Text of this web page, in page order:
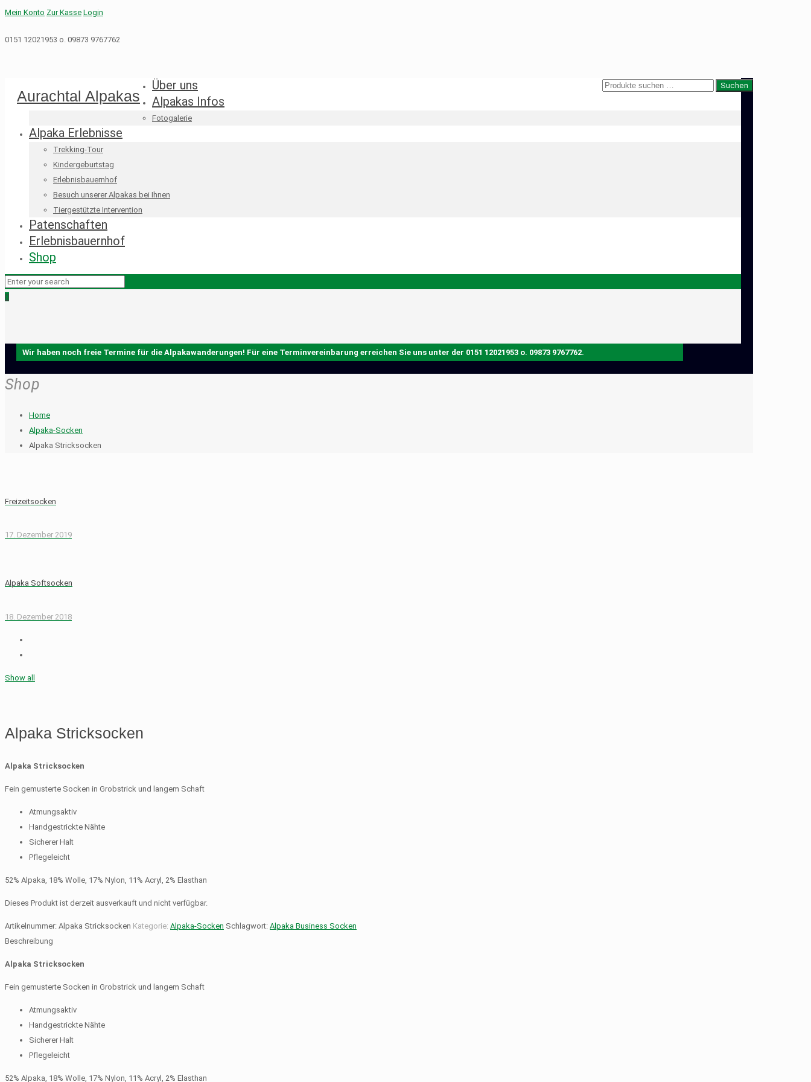
Mein Konto Zur Kasse Login
0151 12021953 o. 09873 9767762
Suche
Suchen
Aurachtal Alpakas
Über uns
Alpakas Infos
Fotogalerie
Alpaka Erlebnisse
Trekking-Tour
Kindergeburtstag
Erlebnisbauernhof
Besuch unserer Alpakas bei Ihnen
Tiergestützte Intervention
Patenschaften
Erlebnisbauernhof
Shop
0
Shop
Home
Alpaka-Socken
Alpaka Stricksocken
Freizeitsocken
17. Dezember 2019
Alpaka Softsocken
18. Dezember 2018
Show all
Alpaka Stricksocken
Alpaka Stricksocken
Fein gemusterte Socken in Grobstrick und langem Schaft
Atmungsaktiv
Handgestrickte Nähte
Sicherer Halt
Pflegeleicht
52% Alpaka, 18% Wolle, 17% Nylon, 11% Acryl, 2% Elasthan
Dieses Produkt ist derzeit ausverkauft und nicht verfügbar.
Artikelnummer: Alpaka Stricksocken Kategorie: Alpaka-Socken Schlagwort: Alpaka Business Socken
Beschreibung
Alpaka Stricksocken
Fein gemusterte Socken in Grobstrick und langem Schaft
Atmungsaktiv
Handgestrickte Nähte
Sicherer Halt
Pflegeleicht
52% Alpaka, 18% Wolle, 17% Nylon, 11% Acryl, 2% Elasthan